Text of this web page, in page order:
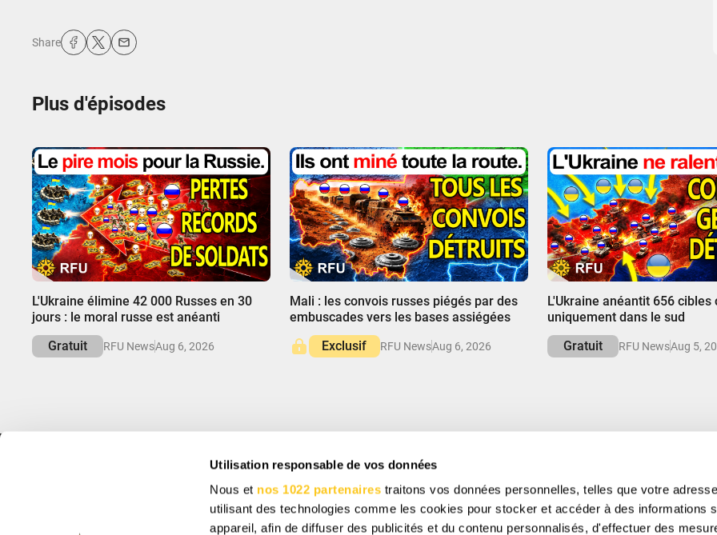
Utilisation responsable de vos données
Nous et nos 1022 partenaires traitons vos données personnelles, telles que votre
utilisant des technologies comme les cookies pour stocker et accéder à des informations
appareil, afin de diffuser des publicités et du contenu personnalisés, d'effectuer des
Share
Plus d'épisodes
L'Ukraine élimine 42 000 Russes en 30
jours : le moral russe est anéanti
Gratuit
RFU NewsAug 6, 2026
Mali : les convois russes piégés par des
embuscades vers les bases assiégées
Exclusif
RFU NewsAug 6, 2026
L'Ukraine anéantit 656
uniquement dans le sud
Gratuit
RFU NewsAug 5,
Abonnez-vous pour recevoir des offres spéciales, des cadeaux gratuits et
des offres uniques.